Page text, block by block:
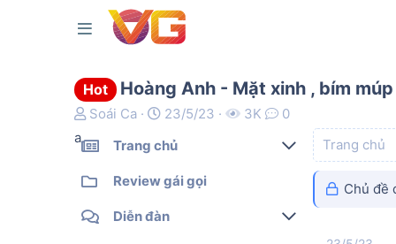
Hot Hoàng Anh - Mặt xinh , bím
T
r
a
d
Soái Ca
N
à
g
ử
23/5/23 3K 0
a Trang chủ
Gái gọi kiểm định
Gái gọi cao cấp
Review gái gọi
Diễn đàn
Trang chủ
Chủ đề